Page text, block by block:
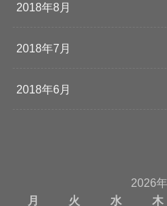
2018年8月
2018年7月
2018年6月
2026
月
火 水 木